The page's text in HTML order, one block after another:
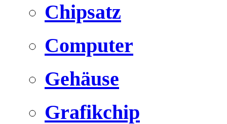
Chipsatz
Computer
Gehäuse
Grafikchip